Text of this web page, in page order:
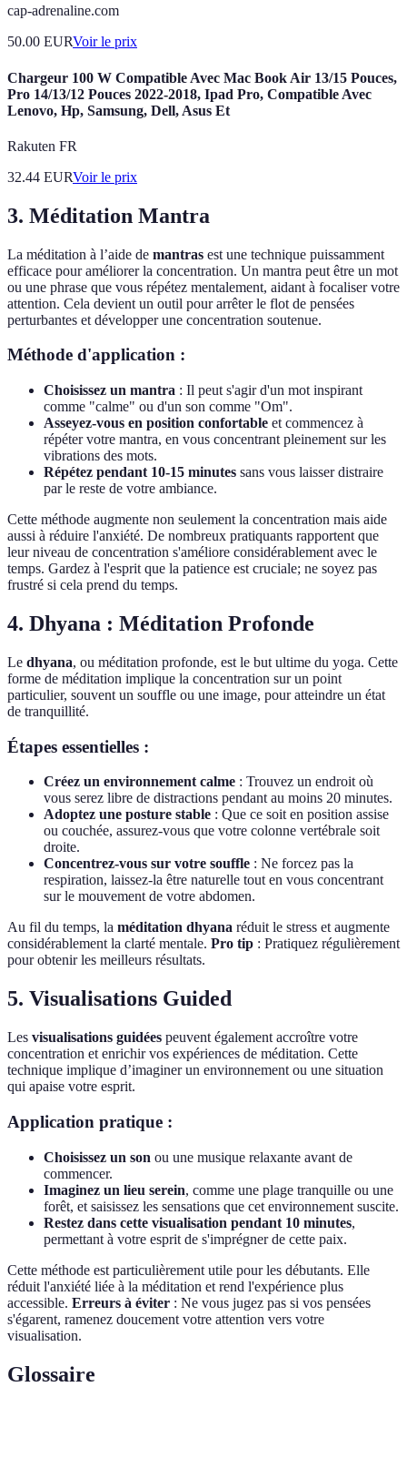
cap-adrenaline.com
50.00 EURVoir le prix
Chargeur 100 W Compatible Avec Mac Book Air 13/15 Pouces,
Pro 14/13/12 Pouces 2022-2018, Ipad Pro, Compatible Avec
Lenovo, Hp, Samsung, Dell, Asus Et
Rakuten FR
32.44 EURVoir le prix
3. Méditation Mantra
La méditation à l’aide de mantras est une technique puissamment
efficace pour améliorer la concentration. Un mantra peut être un mot
ou une phrase que vous répétez mentalement, aidant à focaliser votre
attention. Cela devient un outil pour arrêter le flot de pensées
perturbantes et développer une concentration soutenue.
Méthode d'application :
Choisissez un mantra : Il peut s'agir d'un mot inspirant
comme "calme" ou d'un son comme "Om".
Asseyez-vous en position confortable et commencez à
répéter votre mantra, en vous concentrant pleinement sur les
vibrations des mots.
Répétez pendant 10-15 minutes sans vous laisser distraire
par le reste de votre ambiance.
Cette méthode augmente non seulement la concentration mais aide
aussi à réduire l'anxiété. De nombreux pratiquants rapportent que
leur niveau de concentration s'améliore considérablement avec le
temps. Gardez à l'esprit que la patience est cruciale; ne soyez pas
frustré si cela prend du temps.
4. Dhyana : Méditation Profonde
Le dhyana, ou méditation profonde, est le but ultime du yoga. Cette
forme de méditation implique la concentration sur un point
particulier, souvent un souffle ou une image, pour atteindre un état
de tranquillité.
Étapes essentielles :
Créez un environnement calme : Trouvez un endroit où
vous serez libre de distractions pendant au moins 20 minutes.
Adoptez une posture stable : Que ce soit en position assise
ou couchée, assurez-vous que votre colonne vertébrale soit
droite.
Concentrez-vous sur votre souffle : Ne forcez pas la
respiration, laissez-la être naturelle tout en vous concentrant
sur le mouvement de votre abdomen.
Au fil du temps, la méditation dhyana réduit le stress et augmente
considérablement la clarté mentale. Pro tip : Pratiquez régulièrement
pour obtenir les meilleurs résultats.
5. Visualisations Guided
Les visualisations guidées peuvent également accroître votre
concentration et enrichir vos expériences de méditation. Cette
technique implique d’imaginer un environnement ou une situation
qui apaise votre esprit.
Application pratique :
Choisissez un son ou une musique relaxante avant de
commencer.
Imaginez un lieu serein, comme une plage tranquille ou une
forêt, et saisissez les sensations que cet environnement suscite.
Restez dans cette visualisation pendant 10 minutes,
permettant à votre esprit de s'imprégner de cette paix.
Cette méthode est particulièrement utile pour les débutants. Elle
réduit l'anxiété liée à la méditation et rend l'expérience plus
accessible. Erreurs à éviter : Ne vous jugez pas si vos pensées
s'égarent, ramenez doucement votre attention vers votre
visualisation.
Glossaire